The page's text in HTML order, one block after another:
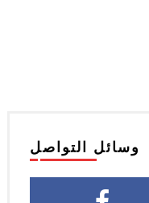
وسائل التواصل